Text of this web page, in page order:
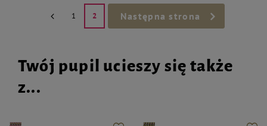
1 2 Następna strona
Twój pupil ucieszy się także
z...